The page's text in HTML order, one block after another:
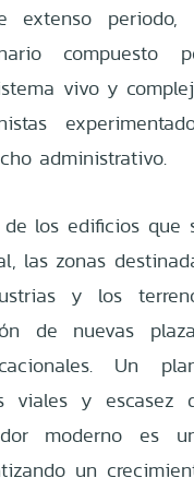
extenso periodo,
compuesto
vivo y
administrativo.
los edificios que
las zonas
y los
de nuevas
Un
viales y escasez
moderno es
un